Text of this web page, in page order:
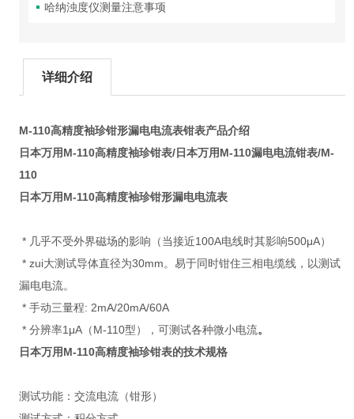
哈纳浊度仪测量注意事项
详细介绍
M-110高精度袖珍钳形漏电电流表钳表产品介绍
日本万用M-110高精度袖珍钳表/日本万用M-110漏电电流钳表/M-
110
日本万用M-110高精度袖珍钳形漏电电流表
* 几乎不受外界磁场的影响（当接近100A电线时其影响500μA）
* zui大测试导体直径为30mm。易于同时钳住三相电缆线，以测试
漏电电流。
* 手动三量程: 2mA/20mA/60A
* 分辨率1μA（M-110型），可测试各种微小电流。
日本万用M-110高精度袖珍钳表的技术规格
测试功能：交流电流（钳形）